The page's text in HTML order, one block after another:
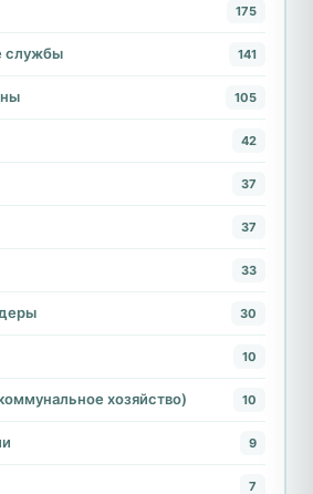
175
службы 141
105
42
37
37
33
30
10
хозяйство) 10
9
7